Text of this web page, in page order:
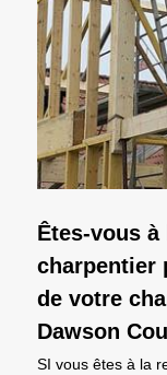
Êtes-vous
charpentier
de votre
Dawson
SI vous êtes à la